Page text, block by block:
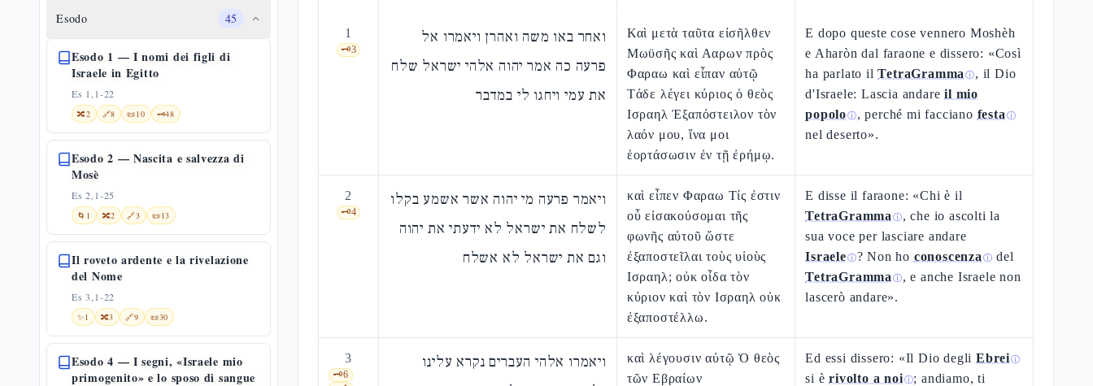
Esodo 45
Esodo 1 — I nomi dei figli di
Israele in Egitto
Es 1,1-22
🔀2 🔗8 📜10 🗝️48
Esodo 2 — Nascita e salvezza di
Mosè
Es 2,1-25
🌀 1 🔀2 🔗3 📜13
Il roveto ardente e la rivelazione
del Nome
Es 3,1-22
✨1 🔀3 🔗9 📜30
Esodo 4 — I segni, «Israele mio
primogenito» e lo sposo di sangue
1
🗝️3
ואחר באו משה ואהרן ויאמרו אל
פרעה כה אמר יהוה אלהי ישראל שלח
את עמי ויחגו לי במדבר
Καὶ μετὰ ταῦτα εἰσῆλθεν
Μωϋσῆς καὶ Ααρων πρὸς
Φαραω καὶ εἶπαν αὐτῷ
Τάδε λέγει κύριος ὁ θεὸς
Ισραηλ Ἐξαπόστειλον τὸν
λαόν μου, ἵνα μοι
ἑορτάσωσιν ἐν τῇ ἐρήμῳ.
E dopo queste cose vennero Moshèh
e Aharòn dal faraone e dissero: «Così
ha parlato ilTetraGramma ⓘ, il Dio
d'Israele: Lascia andareil mio
popoloⓘ, perché mi facciano festa ⓘ
nel deserto».
2
🗝️4
ויאמר פרעה מי יהוה אשר אשמע בקלו
לשלח את ישראל לא ידעתי את יהוה
וגם את ישראל לא אשלח
καὶ εἶπεν Φαραω Τίς ἐστιν
οὗ εἰσακούσομαι τῆς
φωνῆς αὐτοῦ ὥστε
ἐξαποστεῖλαι τοὺς υἱοὺς
Ισραηλ; οὐκ οἶδα τὸν
κύριον καὶ τὸν Ισραηλ οὐκ
ἐξαποστέλλω.
E disse il faraone: «Chi è il
TetraGramma ⓘ, che io ascolti la
sua voce per lasciare andare
Israeleⓘ? Non ho conoscenza ⓘ del
TetraGramma ⓘ, e anche Israele non
lascerò andare».
3
🗝️6
ויאמרו אלהי העברים נקרא עלינו
καὶ λέγουσιν αὐτῷ Ὁ θεὸς
τῶν Εβραίων
Ed essi dissero: «Il Dio degliEbreiⓘ
si èrivolto a noiⓘ; andiamo, ti